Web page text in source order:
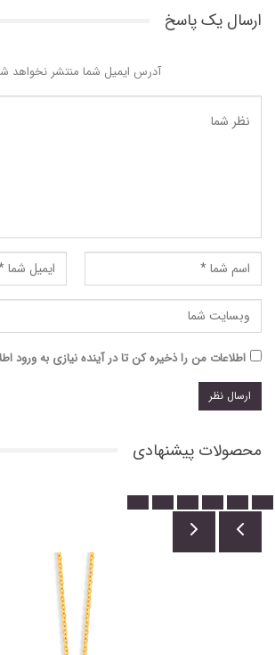
ارسال یک پاسخ
آدرس ایمیل شما منتشر نخواهد
اطلاعات من را ذخیره کن تا در آینده نیازی به ورود
محصولات پیشنهادی